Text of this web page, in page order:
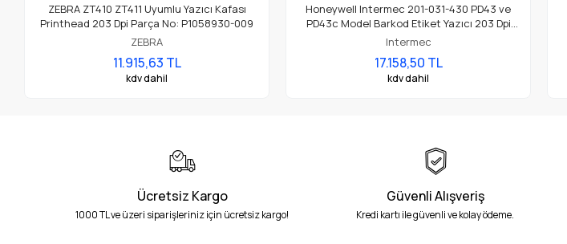
ZEBRA ZT410 ZT411 Uyumlu Yazıcı Kafası
Printhead 203 Dpi Parça No: P1058930-009
ZEBRA
11.915,63 TL
kdv dahil
Honeywell Intermec 201-031-430 PD43 ve
PD43c Model Barkod Etiket Yazıcı 203 Dpi
Termal Baskı Kafası
Intermec
17.158,50 TL
kdv dahil
Ücretsiz Kargo
1000 TL ve üzeri siparişleriniz için ücretsiz kargo!
Güvenli Alışveriş
Kredi kartı ile güvenli ve kolay ödeme.